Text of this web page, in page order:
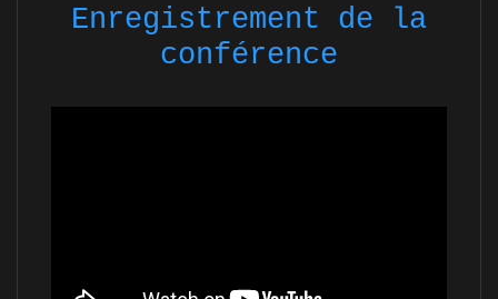
Enregistrement de la
conférence